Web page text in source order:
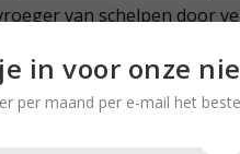
van schelpen door
trouw. Wie wil kan
Gooimeer maken.
in voor onze
per maand per e-mail het